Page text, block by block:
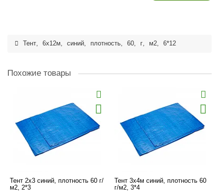
Тент, 6x12м, синий, плотность, 60, г, м2, 6*12
Похожие товары
Тент 2x3 синий, плотность 60 г/
м2, 2*3
Тент 3x4м синий, плотность 60
г/м2, 3*4